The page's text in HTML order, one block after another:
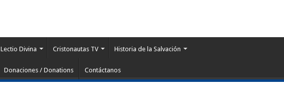
Lectio Divina Cristonautas TV Historia de la Salvación
Donaciones / Donations Contáctanos